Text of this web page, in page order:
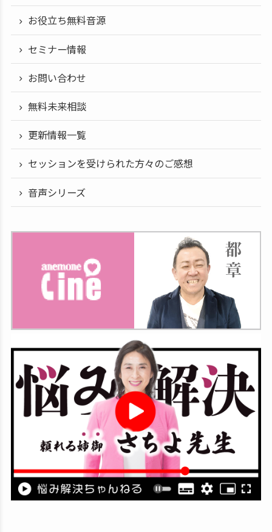
お役立ち無料音源
セミナー情報
お問い合わせ
無料未来相談
更新情報一覧
セッションを受けられた方々のご感想
音声シリーズ